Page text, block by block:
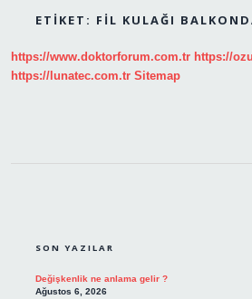
ETIKET: FIL KULAĞI
https://www.doktorforum.com.tr https://
https://lunatec.com.tr Sitemap
SON YAZILAR
Değişkenlik ne anlama gelir ?
Ağustos 6, 2026